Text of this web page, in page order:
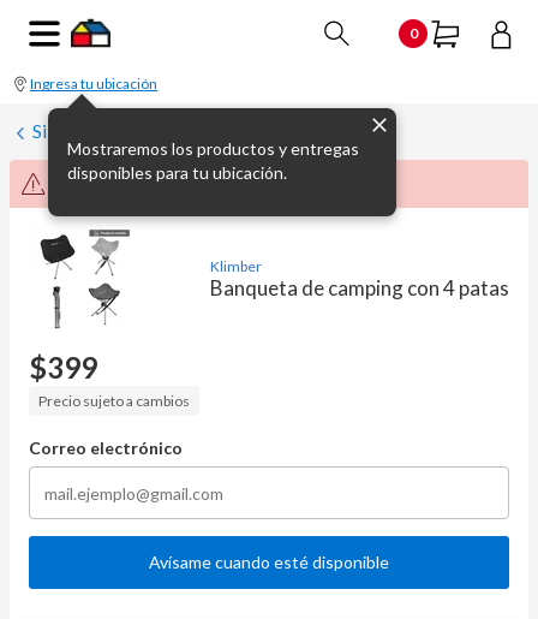
0
Ingresa tu ubicación
Mostraremos los productos y entregas
disponibles para tu ubicación.
Sillas y sillones de jardín
Producto no disponible momentáneamente
Klimber
Banqueta de camping con 4 patas
$399
Precio sujeto a cambios
Correo electrónico
Avísame cuando esté disponible